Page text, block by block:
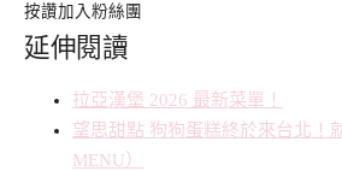
按讚加入粉絲團
延伸閱讀
拉亞漢堡 2026 最新菜單！
望思甜點 狗狗蛋糕終於來台北！
MENU）